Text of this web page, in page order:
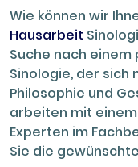
Wie können wir
Hausarbeit
Suche nach
Sinologie, der sich
Philosophie und
arbeiten mit
Experten im
Sie die